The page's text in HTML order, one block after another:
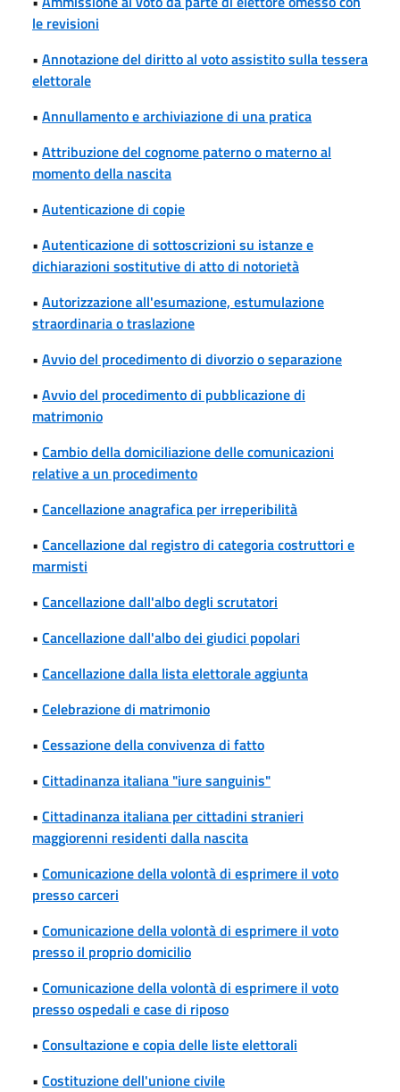
le revisioni
• Annotazione del diritto al voto assistito sulla tessera
elettorale
• Annullamento e archiviazione di una pratica
• Attribuzione del cognome paterno o materno al
momento della nascita
• Autenticazione di copie
• Autenticazione di sottoscrizioni su istanze e
dichiarazioni sostitutive di atto di notorietà
• Autorizzazione all'esumazione, estumulazione
straordinaria o traslazione
• Avvio del procedimento di divorzio o separazione
• Avvio del procedimento di pubblicazione di
matrimonio
• Cambio della domiciliazione delle comunicazioni
relative a un procedimento
• Cancellazione anagrafica per irreperibilità
• Cancellazione dal registro di categoria costruttori e
marmisti
• Cancellazione dall'albo degli scrutatori
• Cancellazione dall'albo dei giudici popolari
• Cancellazione dalla lista elettorale aggiunta
• Celebrazione di matrimonio
• Cessazione della convivenza di fatto
• Cittadinanza italiana "iure sanguinis"
• Cittadinanza italiana per cittadini stranieri
maggiorenni residenti dalla nascita
• Comunicazione della volontà di esprimere il voto
presso carceri
• Comunicazione della volontà di esprimere il voto
presso il proprio domicilio
• Comunicazione della volontà di esprimere il voto
presso ospedali e case di riposo
• Consultazione e copia delle liste elettorali
• Costituzione dell'unione civile